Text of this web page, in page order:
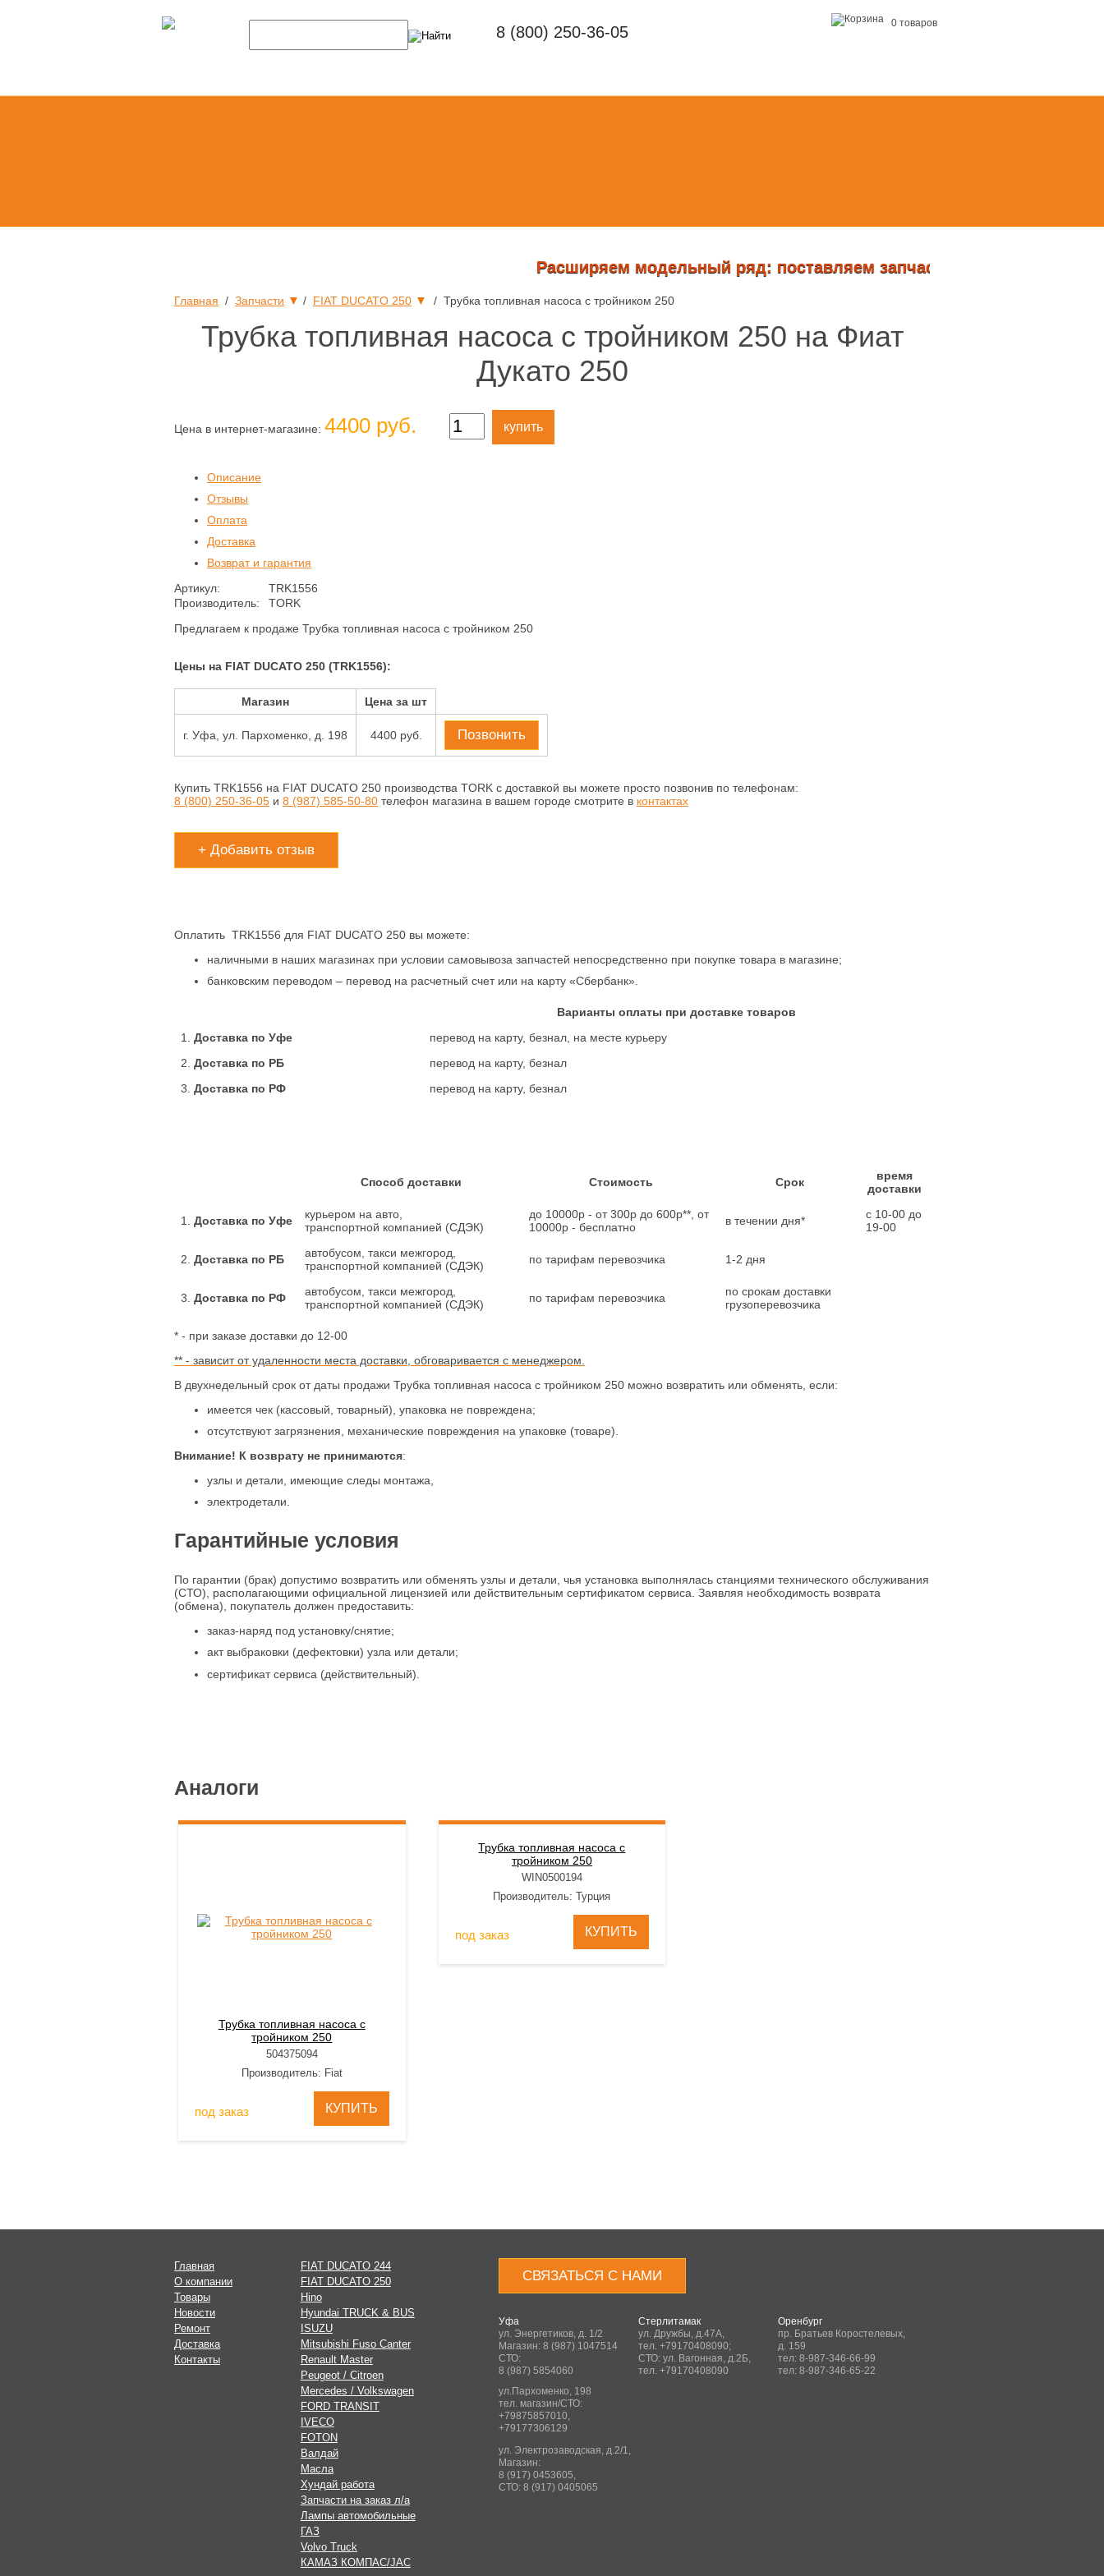
8 (800) 250-36-05 0 товаров
Расширяем модельный ряд: поставляем запчасти и делаем ремонт на
Главная / Запчасти ▼ / FIAT DUCATO 250 ▼ / Трубка топливная насоса с тройником 250
Трубка топливная насоса с тройником 250 на Фиат
Дукато 250
Цена в интернет-магазине: 4400 руб. купить
Описание
Отзывы
Оплата
Доставка
Возврат и гарантия
Артикул:
TRK1556
Производитель:
TORK
Предлагаем к продаже Трубка топливная насоса с тройником 250
Цены на FIAT DUCATO 250 (TRK1556):
Магазин Цена за шт
г. Уфа, ул. Пархоменко, д. 198 4400 руб. Позвонить
Купить TRK1556 на FIAT DUCATO 250 производства TORK с доставкой вы можете просто позвонив по телефонам:
8 (800) 250-36-05 и 8 (987) 585-50-80 телефон магазина в вашем городе смотрите в контактах
+ Добавить отзыв
Оплатить TRK1556 для FIAT DUCATO 250 вы можете:
наличными в наших магазинах при условии самовывоза запчастей непосредственно при покупке товара в магазине;
банковским переводом – перевод на расчетный счет или на карту «Сбербанк».
Варианты оплаты при доставке товаров
1. Доставка по Уфе
перевод на карту, безнал, на месте курьеру
2. Доставка по РБ
перевод на карту, безнал
3. Доставка по РФ перевод на карту, безнал
Способ доставки Стоимость Срок
время
доставки
1. Доставка по Уфе
курьером на авто,
транспортной компанией (СДЭК)
до 10000р - от 300р до 600р**, от
10000р - бесплатно
в течении дня*
с 10-00 до
19-00
2. Доставка по РБ
автобусом, такси межгород,
транспортной компанией (СДЭК)
по тарифам перевозчика 1-2 дня
3. Доставка по РФ
автобусом, такси межгород,
транспортной компанией (СДЭК)
по тарифам перевозчика
по срокам доставки
грузоперевозчика
* - при заказе доставки до 12-00
** - зависит от удаленности места доставки, обговаривается с менеджером.
В двухнедельный срок от даты продажи Трубка топливная насоса с тройником 250 можно возвратить или обменять, если:
имеется чек (кассовый, товарный), упаковка не повреждена;
отсутствуют загрязнения, механические повреждения на упаковке (товаре).
Внимание! К возврату не принимаются:
узлы и детали, имеющие следы монтажа,
электродетали.
Гарантийные условия
По гарантии (брак) допустимо возвратить или обменять узлы и детали, чья установка выполнялась станциями технического обслуживания
(СТО), располагающими официальной лицензией или действительным сертификатом сервиса. Заявляя необходимость возврата
(обмена), покупатель должен предоставить:
заказ-наряд под установку/снятие;
акт выбраковки (дефектовки) узла или детали;
сертификат сервиса (действительный).
Аналоги
Трубка топливная насоса с
тройником 250
504375094
Производитель: Fiat
КУПИТЬ
под заказ
Трубка топливная насоса с
тройником 250
WIN0500194
Производитель: Турция
КУПИТЬ
под заказ
Главная
О компании
Товары
Новости
Ремонт
Доставка
Контакты
FIAT DUCATO 244
FIAT DUCATO 250
Hino
Hyundai TRUCK & BUS
ISUZU
Mitsubishi Fuso Canter
Renault Master
Peugeot / Citroen
Mercedes / Volkswagen
FORD TRANSIT
IVECO
FOTON
Валдай
Масла
Хундай работа
Запчасти на заказ л/а
Лампы автомобильные
ГАЗ
Volvo Truck
КАМАЗ КОМПАС/JAC
СВЯЗАТЬСЯ С НАМИ
Уфа
ул. Энергетиков, д. 1/2
Магазин: 8 (987) 1047514
СТО:
8 (987) 5854060
ул.Пархоменко, 198
тел. магазин/СТО:
+79875857010
+79177306129
ул. Электрозаводская, д.2/1,
Магазин:
8 (917) 0453605
СТО: 8 (917) 0405065
Стерлитамак
ул. Дружбы, д.47А,
тел. +79170408090;
СТО: ул. Вагонная, д.2Б,
тел. +79170408090
Оренбург
пр. Братьев Коростелевых,
д. 159
тел: 8-987-346-66-99
тел: 8-987-346-65-22